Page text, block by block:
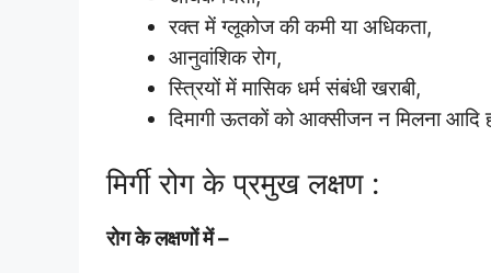
रक्त में ग्लूकोज की कमी या अधिकता,
आनुवांशिक रोग,
स्त्रियों में मासिक धर्म संबंधी खराबी,
दिमागी ऊतकों को आक्सीजन न मिलना आदि
मिर्गी रोग के प्रमुख लक्षण :
रोग के लक्षणों में –